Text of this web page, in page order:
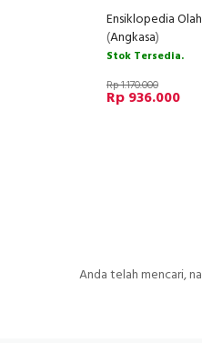
(Angkasa)
Stok Tersedia.
Rp 1.170.000
Rp 936.000
Anda telah mencari,